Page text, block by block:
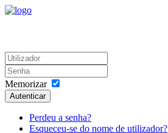
Memorizar
Autenticar
Perdeu a senha?
Esqueceu-se do nome de utilizador?